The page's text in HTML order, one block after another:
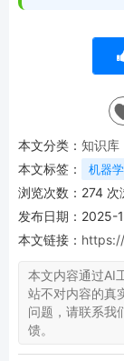
本文分类： 知识库
本文标签：
机器
浏览次数： 274 次
发布日期：2025-
本文链接：
本文内容通过AI
站不对内容的真
问题，请联系我
馈。